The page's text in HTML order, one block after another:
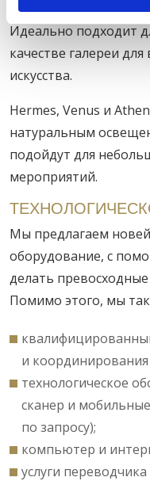
новейшим
Идеально подходит
качестве галереи
искусства.
Hermes, Venus и
натуральным
подойдут для
мероприятий.
Мы предлагаем
оборудование, с
делать
Помимо этого, мы
и
технологическое
сканер и
по запросу);
компьютер и
услуги переводчика